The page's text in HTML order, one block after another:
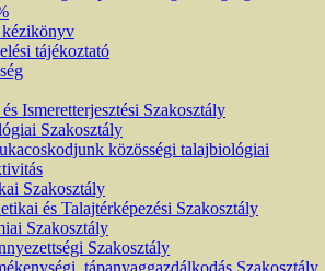
tájékoztató
Ismeretterjesztési Szakosztály
Szakosztály
közösségi talajbiológiai
Szakosztály
és Talajtérképezési Szakosztály
Szakosztály
Szakosztály